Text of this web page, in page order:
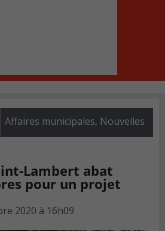
Affaires municipales, Nouvelles
Lambert abat
pour un projet
2020 à 16h09